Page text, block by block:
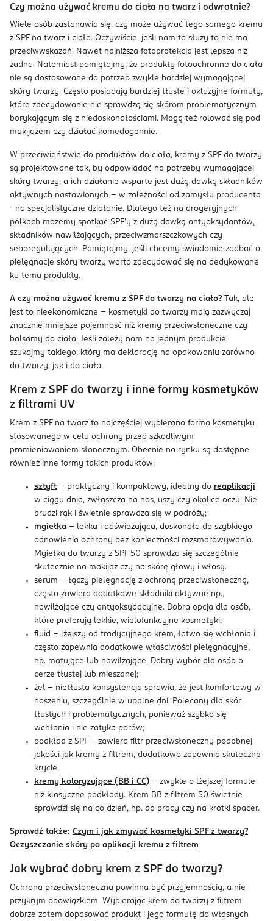
Czy można używać kremu do ciała na twarz i odwrotnie?
Wiele osób zastanawia się, czy może używać tego samego kremu
z SPF na twarz i ciało. Oczywiście, jeśli nam to służy to nie ma
przeciwwskazań. Nawet najniższa fotoprotekcja jest lepsza niż
żadna. Natomiast pamiętajmy, że produkty fotoochronne do ciała
nie są dostosowane do potrzeb zwykle bardziej wymagającej
skóry twarzy. Często posiadają bardziej tłuste i okluzyjne formuły,
które zdecydowanie nie sprawdzą się skórom problematycznym
borykającym się z niedoskonałościami. Mogą też rolować się pod
makijażem czy działać komedogennie.
W przeciwieństwie do produktów do ciała, kremy z SPF do twarzy
są projektowane tak, by odpowiadać na potrzeby wymagającej
skóry twarzy, a ich działanie wsparte jest dużą dawką składników
aktywnych nastawionych - w zależności od zamysłu producenta
- na specjalistyczne działanie. Dlatego też na drogeryjnych
pólkach możemy spotkać SPF’y z dużą dawką antyoksydantów,
składników nawilżających, przeciwzmarszczkowych czy
seboregulujących. Pamiętajmy, jeśli chcemy świadomie zadbać o
pielęgnacje skóry twarzy warto zdecydować się na dedykowane
ku temu produkty.
A czy można używać kremu z SPF do twarzy na ciało?
Tak, ale
jest to nieekonomiczne – kosmetyki do twarzy mają zazwyczaj
znacznie mniejsze pojemność niż kremy przeciwsłoneczne czy
balsamy do ciała. Jeśli zależy nam na jednym produkcie
szukajmy takiego, który ma deklarację na opakowaniu zarówno
do twarzy, jak i do ciała.
Krem z SPF do twarzy i inne formy kosmetyków
z filtrami UV
Krem z SPF na twarz to najczęściej wybierana forma kosmetyku
stosowanego w celu ochrony przed szkodliwym
promieniowaniem słonecznym. Obecnie na rynku są dostępne
również inne formy takich produktów:
sztyft – praktyczny i kompaktowy, idealny do reaplikacji
w ciągu dnia, zwłaszcza na nos, uszy czy okolice oczu. Nie
brudzi rąk i świetnie sprawdza się w podróży;
mgiełka – lekka i odświeżająca, doskonała do szybkiego
odnowienia ochrony bez konieczności rozsmarowywania.
Mgiełka do twarzy z SPF 50 sprawdza się szczególnie
skutecznie na makijaż czy na skórę głowy i włosy.
serum – łączy pielęgnację z ochroną przeciwsłoneczną,
często zawiera dodatkowe składniki aktywne np.,
nawilżające czy antyoksydacyjne. Dobra opcja dla osób,
które preferują lekkie, wielofunkcyjne kosmetyki;
fluid – lżejszy od tradycyjnego krem, łatwo się wchłania i
często zapewnia dodatkowe właściwości pielęgnacyjne,
np. matujące lub nawilżające. Dobry wybór dla osób o
cerze tłustej lub mieszanej;
żel – nietłusta konsystencja sprawia, że jest komfortowy w
noszeniu, szczególnie w upalne dni. Polecany dla skór
tłustych i problematycznych, ponieważ szybko się
wchłania i nie zatyka porów;
podkład z SPF - zawiera filtr przeciwsłoneczny podobnej
jakości jak kremy z filtrem, dodatkowo zapewnia skuteczne
krycie.
kremy koloryzujące (BB i CC) - zwykle o lżejszej formule
niż klasyczne podkłady. Krem BB z filtrem 50 świetnie
sprawdzi się na co dzień, np. do pracy czy na krótki spacer.
Sprawdź także: Czym i jak zmywać kosmetyki SPF z twarzy?
Oczyszczanie skóry po aplikacji kremu z filtrem
Jak wybrać dobry krem z SPF do twarzy?
Ochrona przeciwsłoneczna powinna być przyjemnością, a nie
przykrym obowiązkiem. Wybierając krem do twarzy z filtrem
dobrze zatem dopasować produkt i jego formułę do własnych